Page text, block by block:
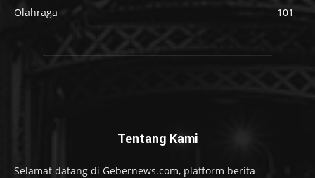
Olahraga
101
Tentang Kami
Selamat datang di Gebernews.com, platform berita